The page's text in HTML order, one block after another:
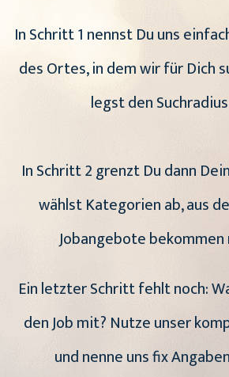
In Schritt 1 nennst Du uns
des Ortes, in dem wir für Dich
legst den
In Schritt 2 grenzt Du dann
wählst Kategorien ab, aus
Jobangebote
Ein letzter Schritt fehlt noch:
den Job mit? Nutze unser
und nenne uns fix